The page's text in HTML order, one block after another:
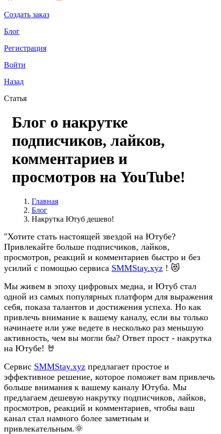
Создать заказ
Блог
Регистрация
Войти
Назад
Статья
Блог о накрутке
подписчиков, лайков,
комментариев и
просмотров на YouTube!
Главная
Блог
Накрутка Ютуб дешево!
"Хотите стать настоящей звездой на Ютубе?
Привлекайте больше подписчиков, лайков,
просмотров, реакций и комментариев быстро и без
усилий с помощью сервиса SMMStay.xyz ! 😻
Мы живем в эпоху цифровых медиа, и Ютуб стал
одной из самых популярных платформ для выражения
себя, показа талантов и достижения успеха. Но как
привлечь внимание к вашему каналу, если вы только
начинаете или уже ведете в несколько раз меньшую
активность, чем вы могли бы? Ответ прост - накрутка
на Ютубе! 🤘
Сервис SMMStay.xyz предлагает простое и
эффективное решение, которое поможет вам привлечь
больше внимания к вашему каналу Ютуба. Мы
предлагаем дешевую накрутку подписчиков, лайков,
просмотров, реакций и комментариев, чтобы ваш
канал стал намного более заметным и
привлекательным.🌞